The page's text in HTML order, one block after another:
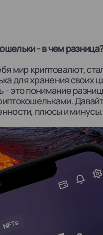
- в чем
мир криптовалют,
для хранения своих
- это понимание
плюсы и минусы.